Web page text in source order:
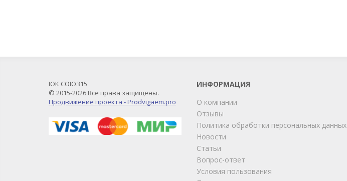
ИНФОРМАЦИЯ
О компании
Отзывы
Политика обработки персональных данных
Новости
Статьи
Вопрос-ответ
Условия пользования
ЮК СОЮЗ15
© 2015-2026 Все права защищены.
Продвижение проекта - Prodvigaem.pro